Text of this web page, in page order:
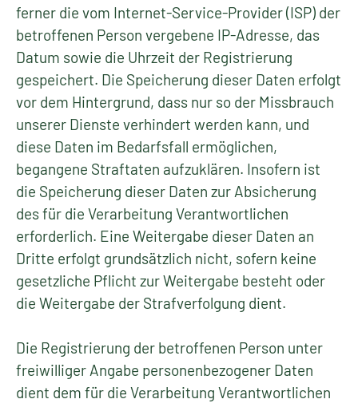
ferner die vom Internet-Service-Provider (ISP) der
betroffenen Person vergebene IP-Adresse, das
Datum sowie die Uhrzeit der Registrierung
gespeichert. Die Speicherung dieser Daten erfolgt
vor dem Hintergrund, dass nur so der Missbrauch
unserer Dienste verhindert werden kann, und
diese Daten im Bedarfsfall ermöglichen,
begangene Straftaten aufzuklären. Insofern ist
die Speicherung dieser Daten zur Absicherung
des für die Verarbeitung Verantwortlichen
erforderlich. Eine Weitergabe dieser Daten an
Dritte erfolgt grundsätzlich nicht, sofern keine
gesetzliche Pflicht zur Weitergabe besteht oder
die Weitergabe der Strafverfolgung dient.
Die Registrierung der betroffenen Person unter
freiwilliger Angabe personenbezogener Daten
dient dem für die Verarbeitung Verantwortlichen